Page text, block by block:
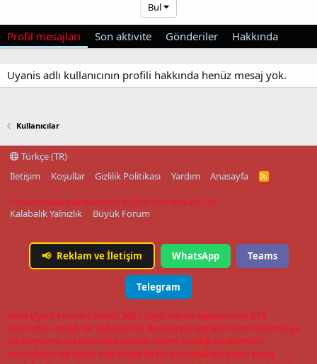
Bul
Profil mesajları Son aktivite Gönderiler Hakkında
Uyanis adlı kullanıcının profili hakkında henüz mesaj yok.
Kullanıcılar
Türkçe (TR)
İletişim
Koşullar Gizlilik Politikası Yardım Anasayfa
R
Forum software by XenForo™ © 2010-2019 XenForo Ltd.
Kalabalık Yalnızlık Büyük Forum
📢 Reklam ve İletişim WhatsApp Teams
Telegram
Yasal Uyarı: Forum Sitemiz; 5651 Sayılı Kanun kapsamında BTK
tarafından onaylı Yer Sağlayıcı'dır. Bu sebeple içerikleri kontrol etme ya
da araştırma yükümlülüğü yoktur. Üyeler yazdığı içeriklerden
sorumludur ve siteye üye olmak ile bu sorumluluğu kabul etmiş